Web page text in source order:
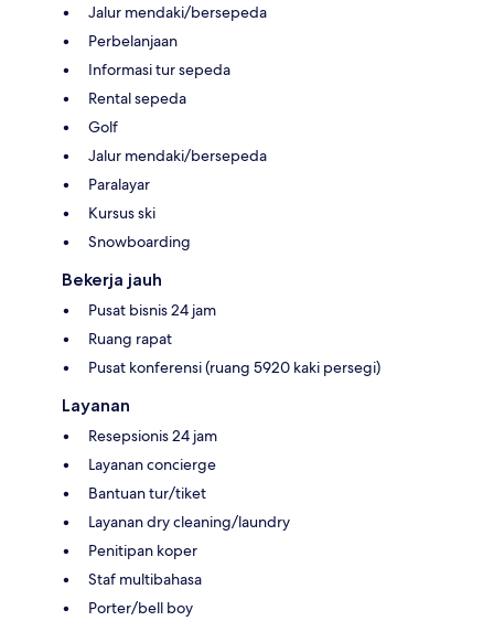
Jalur mendaki/bersepeda
Perbelanjaan
Informasi tur sepeda
Rental sepeda
Golf
Jalur mendaki/bersepeda
Paralayar
Kursus ski
Snowboarding
Bekerja jauh
Pusat bisnis 24 jam
Ruang rapat
Pusat konferensi (ruang 5920 kaki persegi)
Layanan
Resepsionis 24 jam
Layanan concierge
Bantuan tur/tiket
Layanan dry cleaning/laundry
Penitipan koper
Staf multibahasa
Porter/bell boy